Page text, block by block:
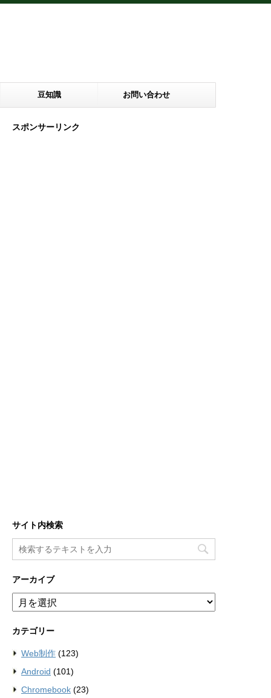
豆知識 お問い合わせ
スポンサーリンク
サイト内検索
アーカイブ
ア
ー
イ
ブ
カテゴリー
Web制作 (123)
Android (101)
Chromebook (23)